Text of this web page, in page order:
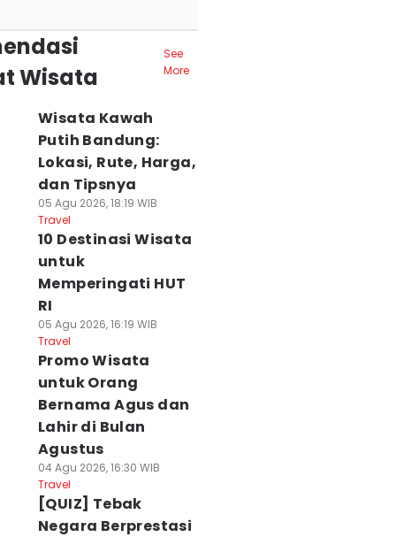
Wisata
See
More
Wisata Kawah
Putih Bandung:
Lokasi, Rute, Harga,
dan Tipsnya
05 Agu 2026, 18:19 WIB
Travel
10 Destinasi Wisata
untuk
Memperingati HUT
RI
05 Agu 2026, 16:19 WIB
Travel
Promo Wisata
untuk Orang
Bernama Agus dan
Lahir di Bulan
Agustus
04 Agu 2026, 16:30 WIB
Travel
[QUIZ] Tebak
Negara Berprestasi